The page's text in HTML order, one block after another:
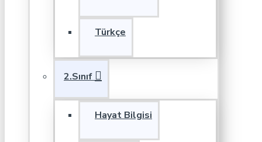
Türkçe
2.Sınıf
Hayat Bilgisi